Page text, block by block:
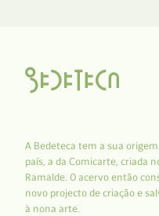
A Bedeteca tem a sua
país, a da Comicarte, criada
Ramalde. O acervo então
novo projecto de criação e
à nona arte.